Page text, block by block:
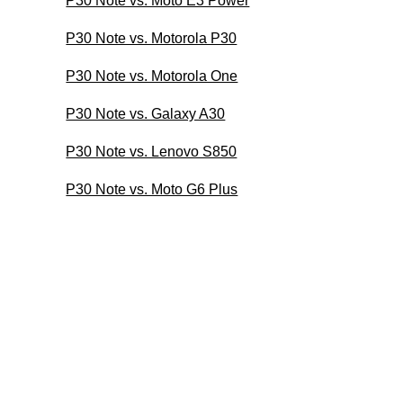
P30 Note vs. Motorola P30
P30 Note vs. Motorola One
P30 Note vs. Galaxy A30
P30 Note vs. Lenovo S850
P30 Note vs. Moto G6 Plus